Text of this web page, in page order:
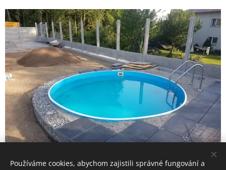
Používáme cookies, abychom zajistili správné fungování a